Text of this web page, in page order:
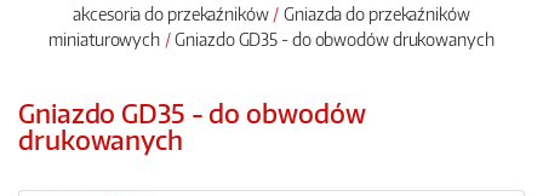
akcesoria do przekaźników
Gniazda do przekaźników
miniaturowych
Gniazdo GD35 - do obwodów drukowanych
Gniazdo GD35 - do obwodów
drukowanych